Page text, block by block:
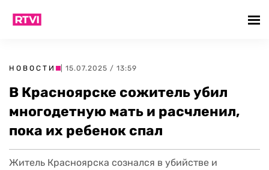
НОВОСТИ | 15.07.2025 / 13:59
В Красноярске сожитель убил
многодетную мать и расчленил,
пока их ребенок спал
Житель Красноярска сознался в убийстве и